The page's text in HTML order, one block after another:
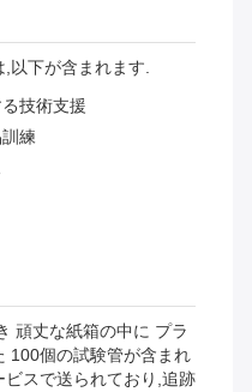
以下が含まれます.
技術支援
練
頑丈な紙箱の中に プラ
100個の試験管が含まれ
スで送られており,追跡